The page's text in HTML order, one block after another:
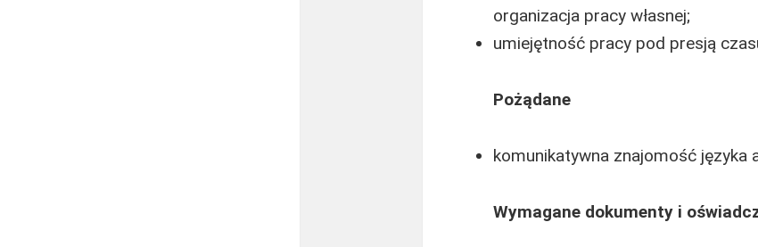
organizacja pracy własnej;
umiejętność pracy pod presją
Pożądane
komunikatywna znajomość języka
Wymagane dokumenty i